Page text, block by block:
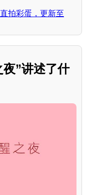
拍彩蛋，更新至
夜”讲述了什